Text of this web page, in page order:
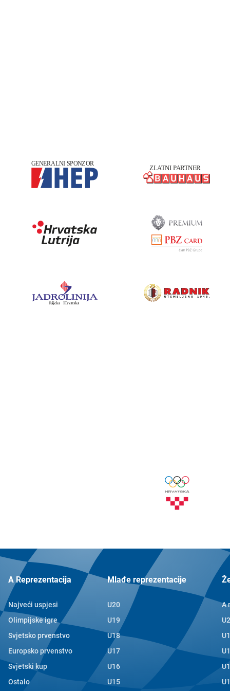
A Reprezentacija
Najveći uspjesi
Olimpijske igre
Svjetsko prvenstvo
Europsko prvenstvo
Svjetski kup
Ostalo
Mlađe reprezentacije
U20
U19
U18
U17
U16
U15
A